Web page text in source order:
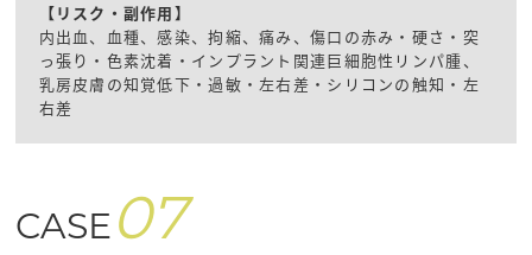
【リスク・副作用】
内出血、血種、感染、拘縮、痛み、傷口の赤み・硬さ・突
っ張り・色素沈着・インプラント関連巨細胞性リンパ腫、
乳房皮膚の知覚低下・過敏・左右差・シリコンの触知・左
右差
CASE 07